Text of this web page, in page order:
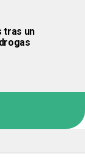
tras un